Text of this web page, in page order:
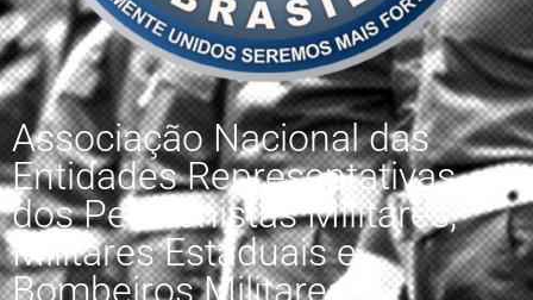
Associação Nacional das
Entidades Representativas
dos Pensionistas Militares,
Militares Estaduais e
Bombeiros Militares.